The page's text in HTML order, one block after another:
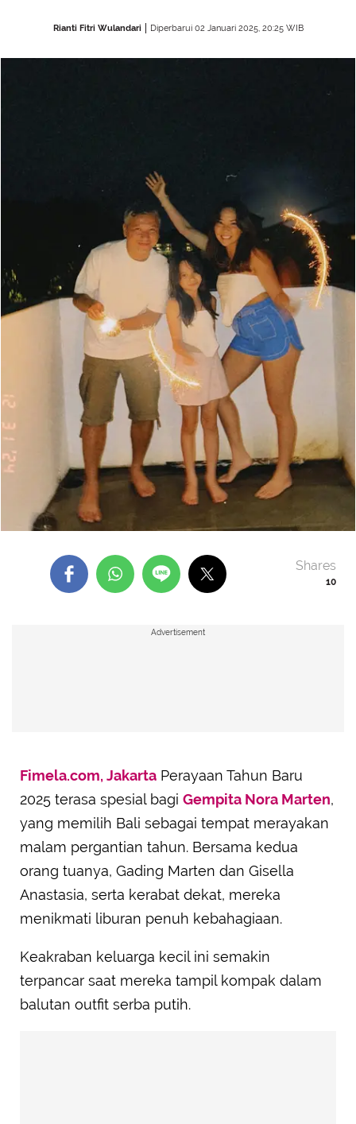
Rianti Fitri Wulandari Diperbarui 02 Januari 2025, 20:25 WIB
10
Shares
Advertisement
Fimela.com, Jakarta Perayaan Tahun Baru
2025 terasa spesial bagi Gempita Nora Marten,
yang memilih Bali sebagai tempat merayakan
malam pergantian tahun. Bersama kedua
orang tuanya, Gading Marten dan Gisella
Anastasia, serta kerabat dekat, mereka
menikmati liburan penuh kebahagiaan.
Keakraban keluarga kecil ini semakin
terpancar saat mereka tampil kompak dalam
balutan outfit serba putih.